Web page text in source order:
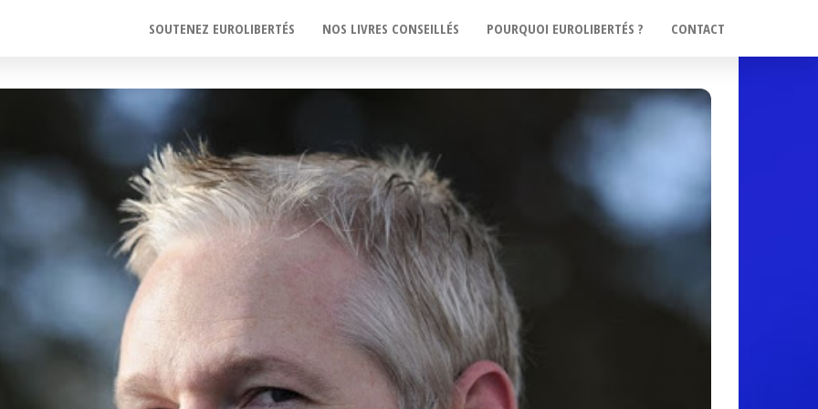
SOUTENEZ EUROLIBERTÉS NOS LIVRES CONSEILLÉS POURQUOI EUROLIBERTÉS ? CONTACT